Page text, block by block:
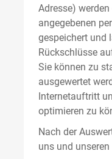
Adresse)
angegebenen
gespeichert und
Rückschlüsse
Sie können zu
ausgewertet
Internetauftritt
optimieren zu
Nach der
uns und